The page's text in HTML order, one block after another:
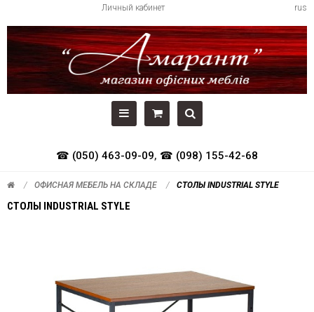
rus
Личный кабинет
☎ (050) 463-09-09, ☎ (098) 155-42-68
ОФИСНАЯ МЕБЕЛЬ НА СКЛАДЕ СТОЛЫ INDUSTRIAL STYLE
СТОЛЫ INDUSTRIAL STYLE